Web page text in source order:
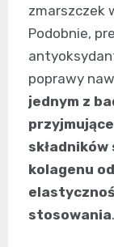
zmarszczek
Podobnie,
poprawy
jednym z
kolagenu
stosowania.